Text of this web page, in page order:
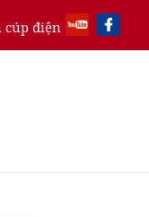
cúp điện